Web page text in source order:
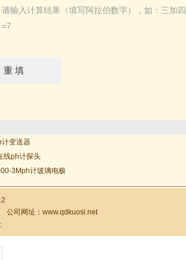
请输入计算结果（填写阿拉伯数字），如：三加四
=7
变送器
线ph计探头
3Mph计玻璃电极
司网址： www.qdkuosi.net